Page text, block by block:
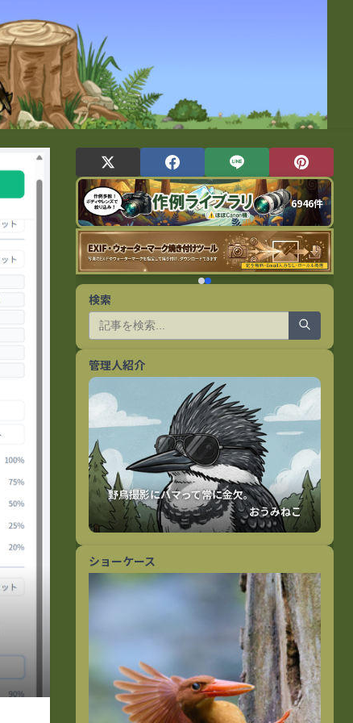
6946件
検索
管理人紹介
おうみねこ
ショーケース